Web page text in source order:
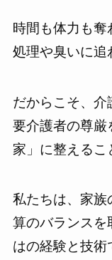
時間も体力も
処理や臭いに追
だからこそ、介
要介護者の尊厳
家」に整えるこ
私たちは、家族
算のバランスを
はの経験と技術